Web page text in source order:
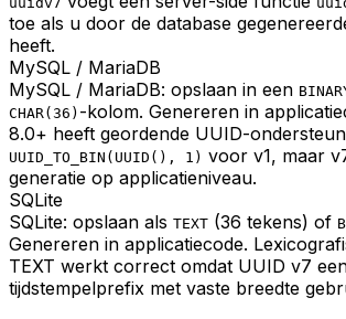
toe als u door de database
heeft.
MySQL / MariaDB
MySQL / MariaDB: opslaan in een
CHAR(36) -kolom. Genereren in
8.0+ heeft geordende UUID-
UUID_TO_BIN(UUID(), 1) voor v1, maar
generatie op applicatieniveau.
SQLite
SQLite: opslaan als TEXT (36 tekens) of
Genereren in applicatiecode.
TEXT werkt correct omdat UUID v7
tijdstempelprefix met vaste breedte